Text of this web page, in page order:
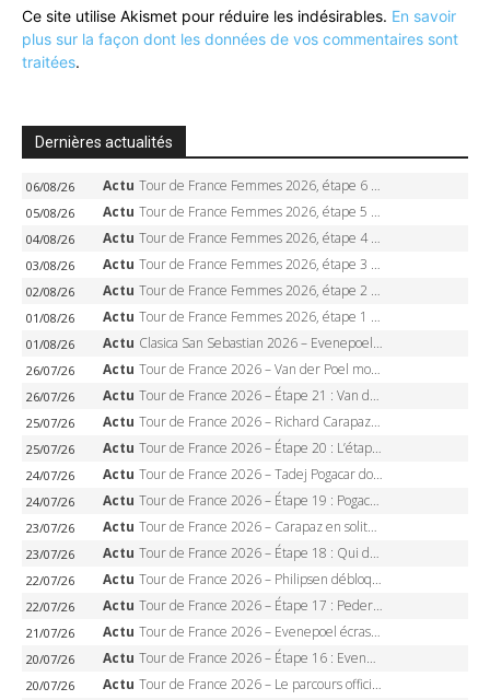
Ce site utilise Akismet pour réduire les indésirables. En savoir
plus sur la façon dont les données de vos commentaires sont
traitées.
Dernières actualités
06/08/26 Actu Tour de France Femmes 2026, étape 6 – Kim Le Court-Pienaar gagne à Tournon, Reusser en jaune
05/08/26 Actu Tour de France Femmes 2026, étape 5 – Demi Vollering gagne à Belleville, Reusser en jaune, Ferrand-Prévot coule
04/08/26 Actu Tour de France Femmes 2026, étape 4 – Marlen Reusser écrase le chrono, Ferrand-Prévot en crise
03/08/26 Actu Tour de France Femmes 2026, étape 3 – Sigrid Haugset en solitaire, 88 km d’échappée, maillot jaune
02/08/26 Actu Tour de France Femmes 2026, étape 2 – Lorena Wiebes doublé à Genève, Markus héroïque, 7e record
01/08/26 Actu Tour de France Femmes 2026, étape 1 – Lorena Wiebes intouchable à Lausanne, premier maillot jaune
01/08/26 Actu Clasica San Sebastian 2026 – Evenepoel recordman, 4e victoire, Carapaz battu au sprint
26/07/26 Actu Tour de France 2026 – Van der Poel monumental à Paris, Pogacar égale le record des cinq sacres
26/07/26 Actu Tour de France 2026 – Étape 21 : Van der Poel, Pogacar, qui succédera à Wout van Aert sur les Champs-Elysées ?
25/07/26 Actu Tour de France 2026 – Richard Carapaz roi des Alpes, doublé et maillot à pois, Seixas perd le podium
25/07/26 Actu Tour de France 2026 – Étape 20 : L’étape reine, Galibier, Sarenne, Alpe d’Huez, qui succédera à Pogacar ?
24/07/26 Actu Tour de France 2026 – Tadej Pogacar dompte l’Alpe d’Huez, 5e victoire, record de Pantani pulvérisé
24/07/26 Actu Tour de France 2026 – Étape 19 : Pogacar peut-il enfin dompter l’Alpe d’Huez ?
23/07/26 Actu Tour de France 2026 – Carapaz en solitaire à Orcières-Merlette, Paret-Peintre à un point du maillot à pois
23/07/26 Actu Tour de France 2026 – Étape 18 : Qui domptera Orcières-Merlette, première marche vers l’Alpe d’Huez ?
22/07/26 Actu Tour de France 2026 – Philipsen débloque son compteur à Voiron, Pedersen en danger pour le maillot vert
22/07/26 Actu Tour de France 2026 – Étape 17 : Pedersen peut-il verrouiller le maillot vert à Voiron ?
21/07/26 Actu Tour de France 2026 – Evenepoel écrase le chrono d’Évian, Seixas 4e, Lipowitz abandonne
20/07/26 Actu Tour de France 2026 – Étape 16 : Evenepoel, Pogacar, Ganna… qui domptera le chrono d’Évian pour redessiner le podium ?
20/07/26 Actu Tour de France 2026 – Le parcours officiel complet : 21 étapes, profils, carte et dates